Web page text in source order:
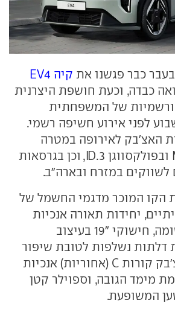
בעבר כבר פגשנו את קיה EV4
כבדה, וכעת חושפת היצרנית
ורשמיות של המשפחתית
לפני אירוע חשיפה רשמי.
האצ'בק לאירופה במטרה
להתחרות ב-MG4 ובפולקסווגן ID.3, וכן בגרסאות
לשווקים במזרח ובארה"ב.
הקו המוכר מדגמי החשמל של
יחידות תאורה אנכיות
וסבכה קדמית אטומה, חישוקי "19 בעיצוב
דלתות נשלפות לטובת שיפור
מקדם הגרר. להאצ'בק קורות C (אחוריות) אנכיות
מימד הגובה, וספוילר קטן
המשופעת.